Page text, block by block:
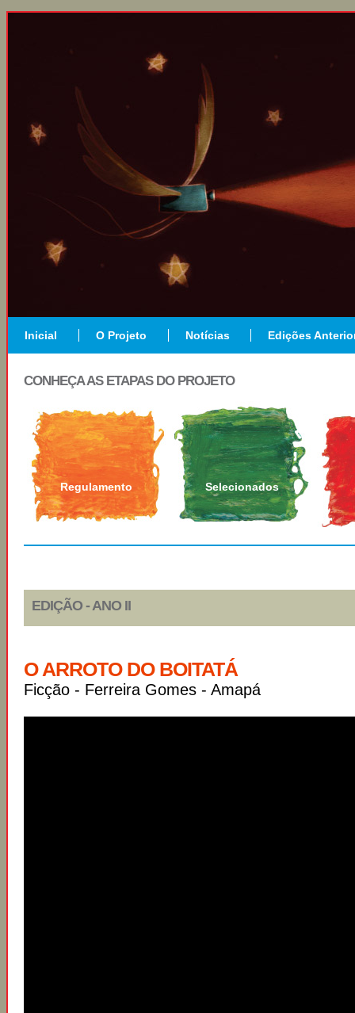
Inicial O Projeto Notícias Edições
CONHEÇA AS ETAPAS DO PROJETO
Regulamento Selecionados
EDIÇÃO - ANO II
O ARROTO DO BOITATÁ
Ficção - Ferreira Gomes - Amapá